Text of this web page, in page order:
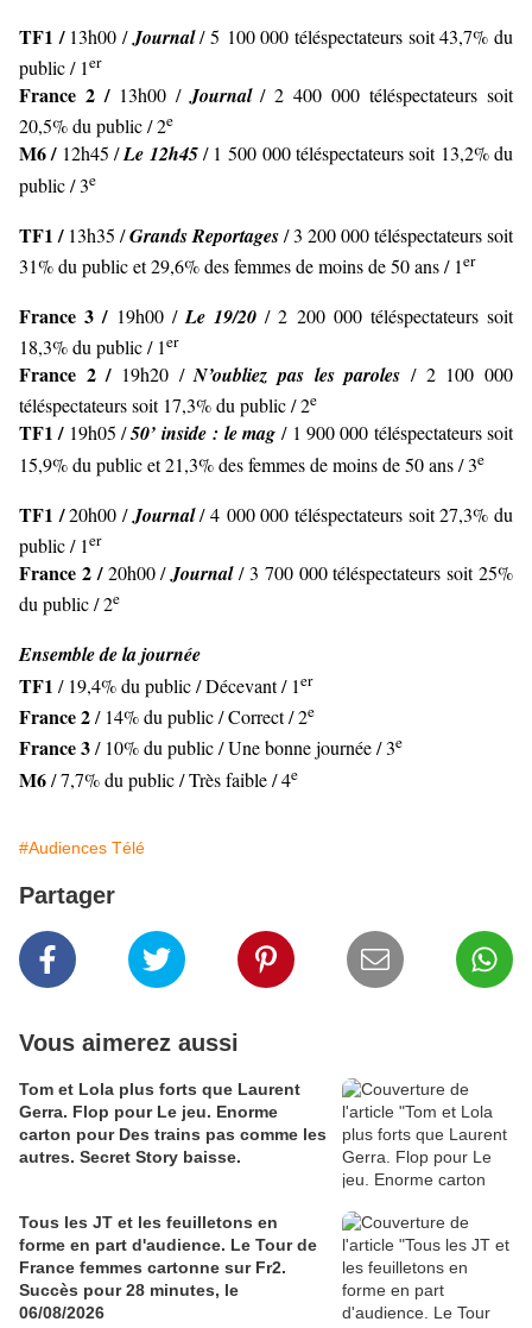
TF1 / 13h00 /Journal/ 5 100 000 téléspectateurs soit 43,7% du
public / 1er
France 2 / 13h00 / Journal/ 2 400 000 téléspectateurs soit
20,5% du public / 2e
M6 / 12h45 /Le 12h45/ 1 500 000 téléspectateurs soit 13,2% du
public / 3e
TF1 / 13h35 /Grands Reportages/ 3 200 000 téléspectateurs soit
31% du public et 29,6% des femmes de moins de 50 ans / 1er
France 3 / 19h00 / Le 19/20/ 2 200 000 téléspectateurs soit
18,3% du public / 1er
France 2 / 19h20 /N’oubliez pas les paroles/ 2 100 000
téléspectateurs soit 17,3% du public / 2e
TF1 / 19h05 /50’ inside : le mag/ 1 900 000 téléspectateurs soit
15,9% du public et 21,3% des femmes de moins de 50 ans / 3e
TF1 /20h00 /Journal/ 4 000 000 téléspectateurs soit 27,3% du
public / 1er
France 2 /20h00 /Journal/ 3 700 000 téléspectateurs soit 25%
du public / 2e
Ensemble de la journée
TF1 / 19,4% du public / Décevant / 1er
France 2/ 14% du public / Correct / 2e
France 3/ 10% du public / Une bonne journée / 3e
M6/ 7,7% du public / Très faible / 4e
#Audiences Télé
Partager
Vous aimerez aussi
Tom et Lola plus forts que Laurent
Gerra. Flop pour Le jeu. Enorme
carton pour Des trains pas comme les
autres. Secret Story baisse.
Tous les JT et les feuilletons en
forme en part d'audience. Le Tour de
France femmes cartonne sur Fr2.
Succès pour 28 minutes, le
06/08/2026